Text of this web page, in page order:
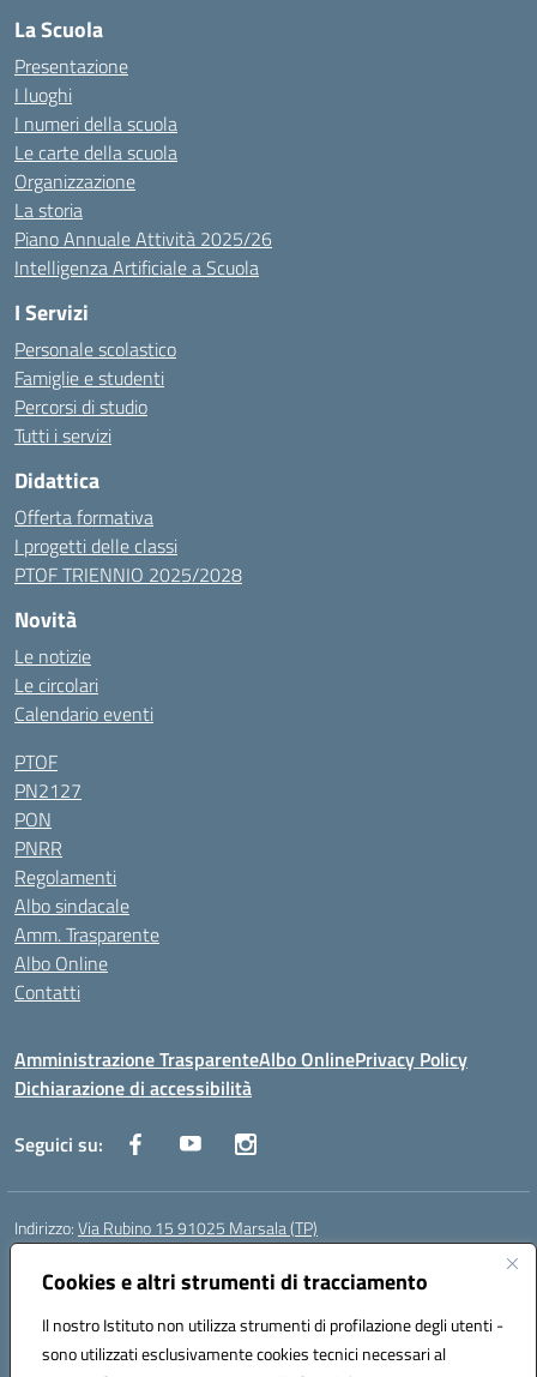
Cookies e altri strumenti di tracciamento
Il nostro Istituto non utilizza strumenti di profilazione degli utenti -
sono utilizzati esclusivamente cookies tecnici necessari al
La Scuola
Presentazione
I luoghi
I numeri della scuola
Le carte della scuola
Organizzazione
La storia
Piano Annuale Attività 2025/26
Intelligenza Artificiale a Scuola
I Servizi
Personale scolastico
Famiglie e studenti
Percorsi di studio
Tutti i servizi
Didattica
Offerta formativa
I progetti delle classi
PTOF TRIENNIO 2025/2028
Novità
Le notizie
Le circolari
Calendario eventi
PTOF
PN2127
PON
PNRR
Regolamenti
Albo sindacale
Amm. Trasparente
Albo Online
Contatti
Amministrazione TrasparenteAlbo OnlinePrivacy Policy
Dichiarazione di accessibilità
Seguici su:
Indirizzo:Via Rubino 15 91025 Marsala (TP)
Centralino:
Posta elettronica certificata (PEC):TPIC83900G@pec.istruzione.it
Codice fiscale: 91032370818
Codice meccanografico:TPIC83900G